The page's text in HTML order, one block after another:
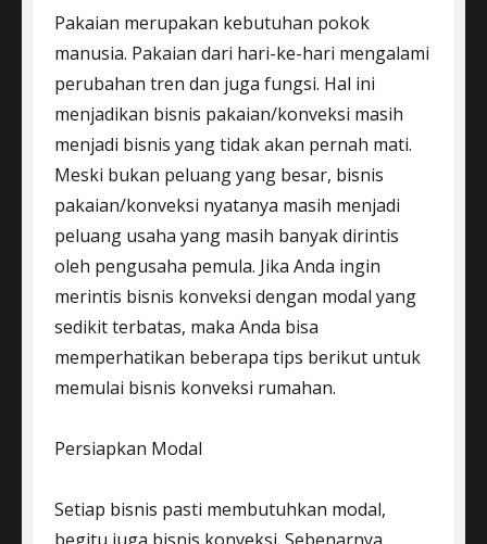
Pakaian merupakan kebutuhan pokok
manusia. Pakaian dari hari-ke-hari mengalami
perubahan tren dan juga fungsi. Hal ini
menjadikan bisnis pakaian/konveksi masih
menjadi bisnis yang tidak akan pernah mati.
Meski bukan peluang yang besar, bisnis
pakaian/konveksi nyatanya masih menjadi
peluang usaha yang masih banyak dirintis
oleh pengusaha pemula. Jika Anda ingin
merintis bisnis konveksi dengan modal yang
sedikit terbatas, maka Anda bisa
memperhatikan beberapa tips berikut untuk
memulai bisnis konveksi rumahan.
Persiapkan Modal
Setiap bisnis pasti membutuhkan modal,